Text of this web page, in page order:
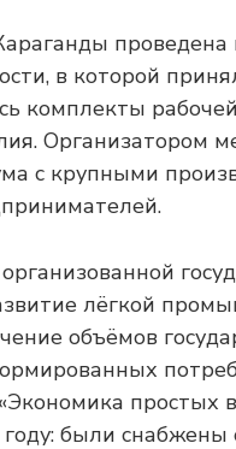
проведена
в которой
комплекты
Организатором
с крупными
лёгкой
объёмов
простых
были